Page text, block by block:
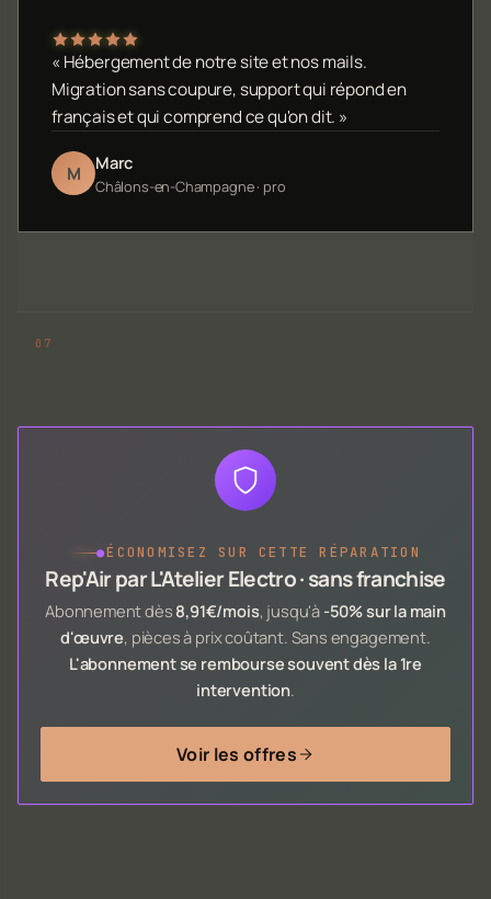
« Hébergement de notre site et nos mails.
Migration sans coupure, support qui répond en
français et qui comprend ce qu'on dit. »
M Marc
Châlons-en-Champagne · pro
●ÉCONOMISEZ SUR CETTE RÉPARATION
Rep'Air par L'Atelier Electro · sans franchise
Abonnement dès 8,91€/mois, jusqu'à -50% sur la main
d'œuvre, pièces à prix coûtant. Sans engagement.
L'abonnement se rembourse souvent dès la 1re
intervention.
Voir les offres